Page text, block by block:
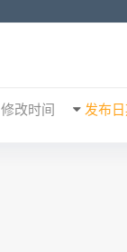
发布日
修改时间